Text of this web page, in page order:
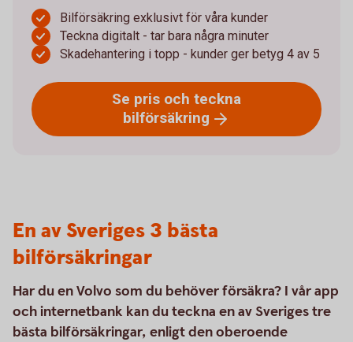
Bilförsäkring exklusivt för våra kunder
Teckna digitalt - tar bara några minuter
Skadehantering i topp - kunder ger betyg 4 av 5
Se pris och teckna
bilförsäkring
En av Sveriges 3 bästa
bilförsäkringar
Har du en Volvo som du behöver försäkra? I vår app
och internetbank kan du teckna en av Sveriges tre
bästa bilförsäkringar, enligt den oberoende